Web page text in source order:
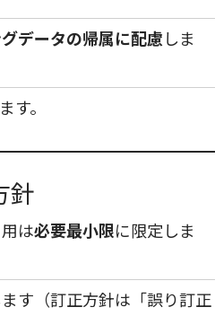
データの帰属に配慮しま
す。
針
は必要最小限に限定しま
ます（訂正方針は「誤り訂正